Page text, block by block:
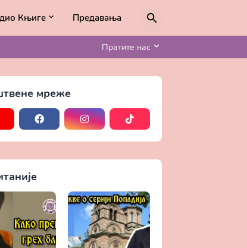
Књиге Предавања
Пратите нас
мреже